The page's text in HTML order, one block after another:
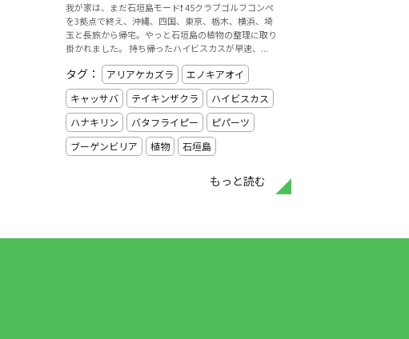
我が家は、まだ石垣島モード❗️ 45クラブゴルフコンペ
を3拠点で終え、沖縄、四国、東京、栃木、横浜、埼
玉と長旅から帰宅。やっと石垣島の植物の整理に取り
掛かれました。 持ち帰ったハイビスカスが早速、...
もっと読む
タグ： アリアケカズラ
エノキアオイ
キャッサバ
テイキンザクラ
ハイビスカス
ハナキリン
バタフライピー
ピパーツ
ブーゲンビリア
植物 石垣島